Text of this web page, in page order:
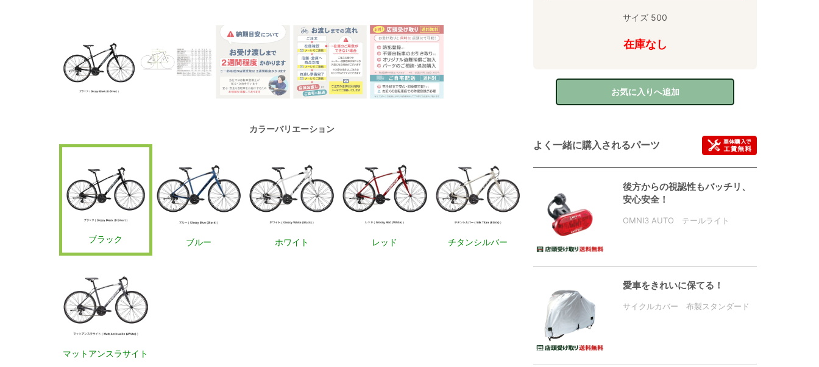
カラーバリエーション
ブラック ブルー ホワイト レッド チタンシルバー
マットアンスラサイト
サイズ 500
在庫なし
お気に入りへ追加
よく一緒に購入されるパーツ
後方からの視認性もバッチリ、
安心安全！
OMNI3 AUTO テールライト
愛車をきれいに保てる！
サイクルカバー 布製スタンダード